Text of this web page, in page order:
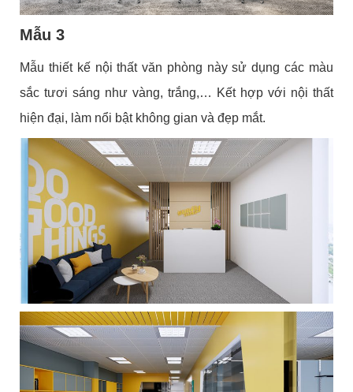
Mẫu 3
Mẫu thiết kế nội thất văn phòng này sử dụng các màu
sắc tươi sáng như vàng, trắng,… Kết hợp với nội thất
hiện đại, làm nổi bật không gian và đẹp mắt.